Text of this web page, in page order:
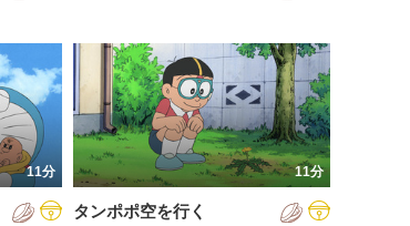
11分 11分
タンポポ空を行く